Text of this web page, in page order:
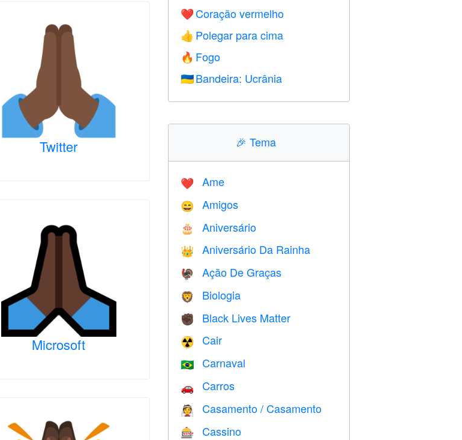
Twitter
Microsoft
❤️ Coração vermelho
👍 Polegar para cima
🔥 Fogo
🇺🇦 Bandeira: Ucrânia
🎉Tema
❤️️ Ame
😄 Amigos
🎂 Aniversário
👑 Aniversário Da Rainha
🦃 Ação De Graças
🦁 Biologia
✊🏿 Black Lives Matter
☢️ Cair
🇧🇷 Carnaval
🚗 Carros
👰 Casamento / Casamento
🎰 Cassino